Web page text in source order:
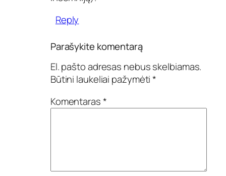
Reply
Parašykite komentarą
El. pašto adresas nebus skelbiamas.
Būtini laukeliai pažymėti*
Komentaras*